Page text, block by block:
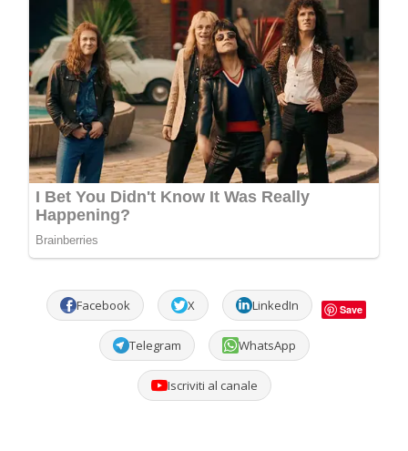
Facebook X LinkedIn Save
Telegram WhatsApp
Iscriviti al canale